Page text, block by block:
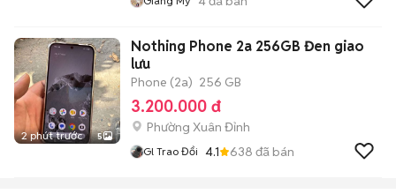
2 phút trước 5
Nothing Phone 2a 256GB Đen giao
lưu
Phone (2a) 256 GB
3.200.000 đ
Phường Xuân Đỉnh
Gl Trao Đổi 4.1 638 đã bán